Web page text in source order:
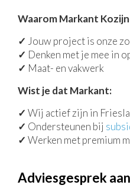
Waarom Markant
✓ Jouw project is onze
✓ Denken met je mee in
✓ Maat- en vakwerk
Wist je dat Markant:
✓ Wij actief zijn in
✓ Ondersteunen bij
✓ Werken met premium
Adviesgesprek